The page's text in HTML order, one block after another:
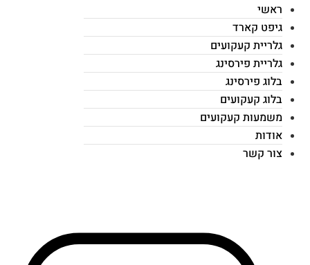
ראשי
גיפט קארד
גלריית קעקועים
גלריית פירסינג
בלוג פירסינג
בלוג קעקועים
משמעות קעקועים
אודות
צור קשר